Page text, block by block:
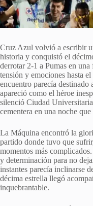
Cruz Azul volvió a escribir
historia y conquistó el
derrotar 2-1 a Pumas en
tensión y emociones hasta
encuentro parecía
apareció como el héroe
silenció Ciudad
cementera en una noche
La Máquina encontró la
partido donde tuvo que
momentos más
y determinación para no
instantes parecía inclinarse
décima estrella llegó
inquebrantable.